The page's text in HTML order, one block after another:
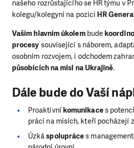
našeho rozrůstajícího se HR týmu v
kolegu/kolegyni na pozici HR
Vaším hlavním úkolembude
procesy související s náborem,
osobním rozvojem, i odchodem
působících na misi na Ukrajině.
Dále bude do Vaší
Proaktivníkomunikaces
práci na misích, kteří pocházejí
Úzkáspolupráces